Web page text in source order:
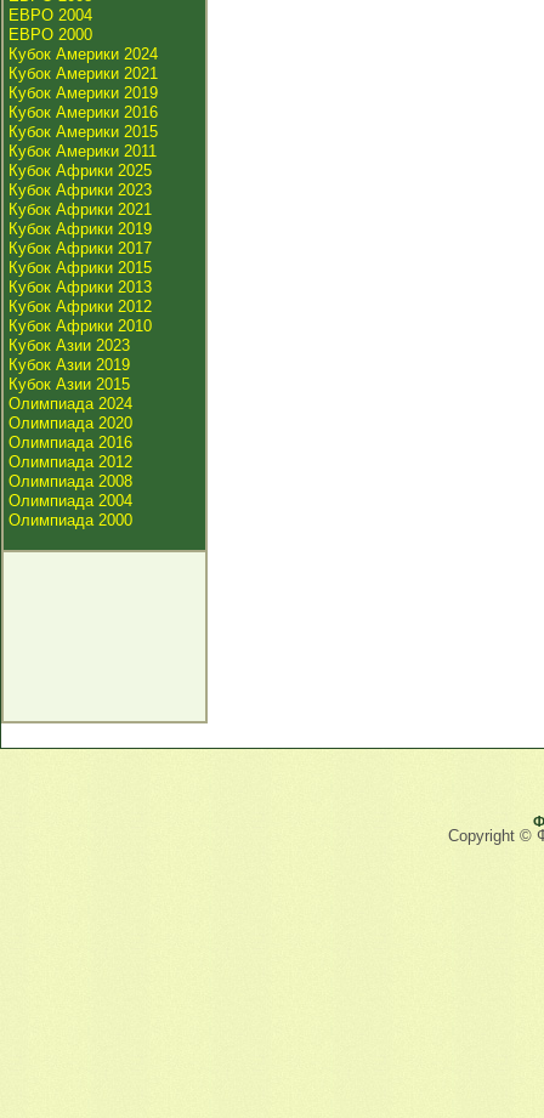
ЕВРО 2004
ЕВРО 2000
Кубок Америки 2024
Кубок Америки 2021
Кубок Америки 2019
Кубок Америки 2016
Кубок Америки 2015
Кубок Америки 2011
Кубок Африки 2025
Кубок Африки 2023
Кубок Африки 2021
Кубок Африки 2019
Кубок Африки 2017
Кубок Африки 2015
Кубок Африки 2013
Кубок Африки 2012
Кубок Африки 2010
Кубок Азии 2023
Кубок Азии 2019
Кубок Азии 2015
Олимпиада 2024
Олимпиада 2020
Олимпиада 2016
Олимпиада 2012
Олимпиада 2008
Олимпиада 2004
Олимпиада 2000
Copyright ©